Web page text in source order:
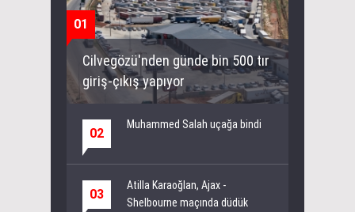
01
Cilvegözü'nden günde bin 500 tır
giriş-çıkış yapıyor
02
Muhammed Salah uçağa bindi
03
Atilla Karaoğlan, Ajax -
Shelbourne maçında düdük